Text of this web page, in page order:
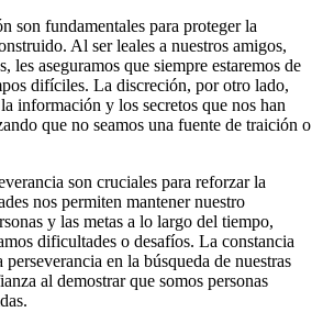
son fundamentales para proteger la
Al ser leales a nuestros amigos,
les aseguramos que siempre estaremos de
difíciles. La discreción, por otro lado,
información y los secretos que nos han
que no seamos una fuente de traición o
son cruciales para reforzar la
nos permiten mantener nuestro
y las metas a lo largo del tiempo,
dificultades o desafíos. La constancia
en la búsqueda de nuestras
al demostrar que somos personas